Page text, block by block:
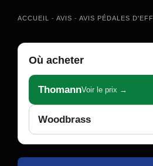
ACCUEIL - AVIS - AVIS PÉDALES
Où acheter
ThomannVoir le prix →
Woodbrass